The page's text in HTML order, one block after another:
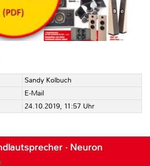
Sandy Kolbuch
E-Mail
24.10.2019, 11:57 Uhr
· Neuron